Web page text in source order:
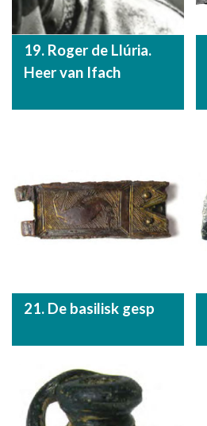
19. Roger de Llúria.
Heer van Ifach
21. De basilisk gesp